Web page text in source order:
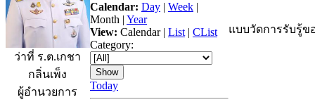
ว่าที่ ร.ต.เกชา
กลิ่นเพ็ง
ผู้อำนวยการ
Calendar: Day | Week |
Month | Year
View: Calendar| List | CList
Category:
Today
แบบวัดการรับรู้ข